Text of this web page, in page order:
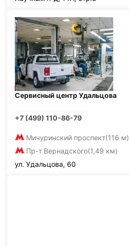
Сервисный центр Удальцова
+7 (499) 110-86-79
Мичуринский проспект(116 м)
Пр-т Вернадского(1,49 км)
ул. Удальцова, 60